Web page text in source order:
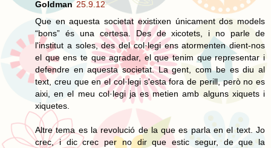
Goldman 25.9.12
Que en aquesta societat existixen únicament dos models
“bons” és una certesa. Des de xicotets, i no parle de
l'institut a soles, des del col·legi ens atormenten dient-nos
el que ens te que agradar, el que tenim que representar i
defendre en aquesta societat. La gent, com be es diu al
text, creu que en el col·legi s'esta fora de perill, però no es
aixi, en el meu col·legi ja es metien amb alguns xiquets i
xiquetes.
Altre tema es la revolució de la que es parla en el text. Jo
crec, i dic crec per no dir que estic segur, de que la